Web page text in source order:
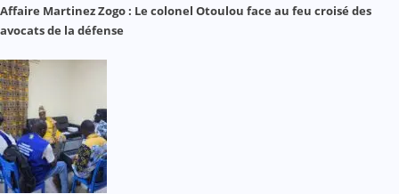
Affaire Martinez Zogo : Le colonel Otoulou face au feu croisé des
avocats de la défense